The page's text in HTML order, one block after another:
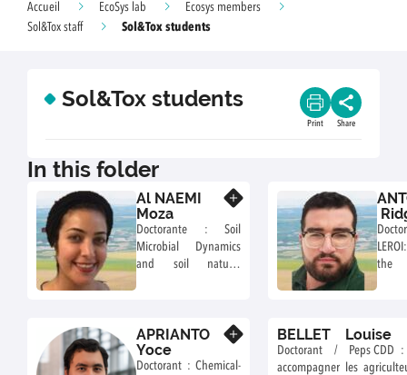
Accueil EcoSys lab
Ecosys members
Sol&Tox staff
Sol&Tox students
Sol&Tox students
Print Share
In this folder
Al NAEMI
Moza
Doctorante : Soil
Microbial Dynamics
and soil natural
the
APRIANTO
Yoce
Doctorant : Chemical-
BELLET Louise
Doctorant / Peps CDD :
accompagner les